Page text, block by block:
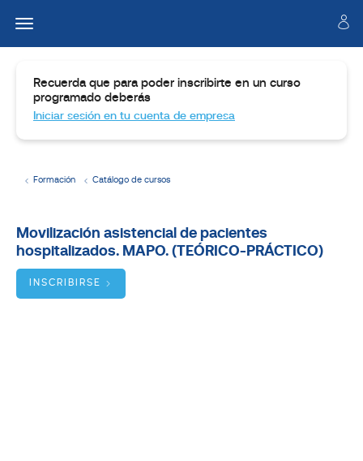
Formación Catálogo de cursos
Dirigido
a
Objetivos
Recuerda que para poder inscribirte en un curso
programado deberás
Iniciar sesión en tu cuenta de empresa
Movilización asistencial de pacientes
hospitalizados. MAPO. (TEÓRICO-PRÁCTICO)
INSCRIBIRSE